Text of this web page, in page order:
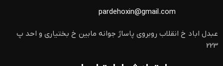
pardehoxin@gmail.com
عبدل اباد خ انقلاب روبروی پاساژ جوانه مابین خ بختیاری و احد پ
223